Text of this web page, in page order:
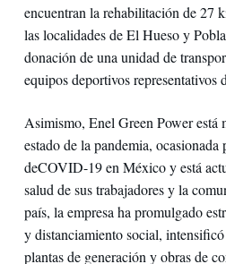
encuentran la rehabilitación de 27
las localidades de El Hueso y
donación de una unidad de
equipos deportivos representativos
Asimismo, Enel Green Power está
estado de la pandemia, ocasionada
deCOVID-19 en México y está
salud de sus trabajadores y la
país, la empresa ha promulgado
y distanciamiento social,
plantas de generación y obras de